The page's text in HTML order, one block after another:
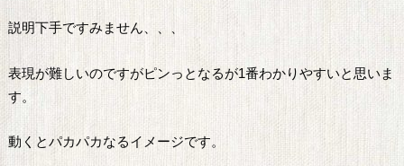
説明下手ですみません、、、
表現が難しいのですがピンっとなるが1番わかりやすいと思いま
す。
動くとパカパカなるイメージです。